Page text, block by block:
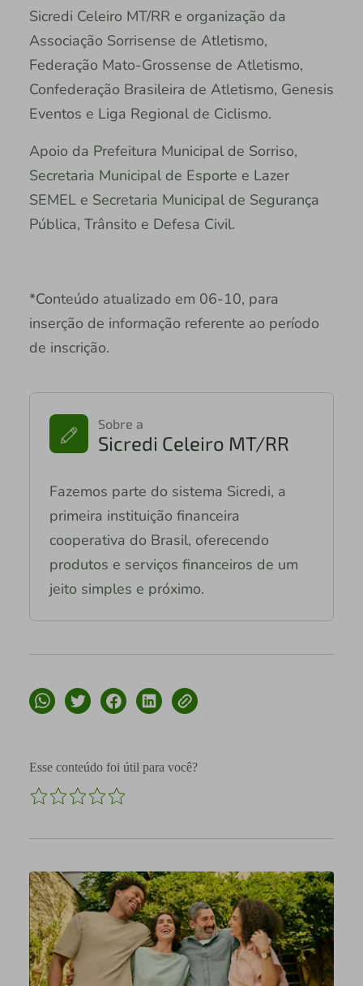
Sicredi Celeiro MT/RR e organização da
Associação Sorrisense de Atletismo,
Federação Mato-Grossense de Atletismo,
Confederação Brasileira de Atletismo, Genesis
Eventos e Liga Regional de Ciclismo.
Apoio da Prefeitura Municipal de Sorriso,
Secretaria Municipal de Esporte e Lazer
SEMEL e Secretaria Municipal de Segurança
Pública, Trânsito e Defesa Civil.
*Conteúdo atualizado em 06-10, para
inserção de informação referente ao período
de inscrição.
Sobre a
Sicredi Celeiro MT/RR
Fazemos parte do sistema Sicredi, a
primeira instituição financeira
cooperativa do Brasil, oferecendo
produtos e serviços financeiros de um
jeito simples e próximo.
Esse conteúdo foi útil para você?